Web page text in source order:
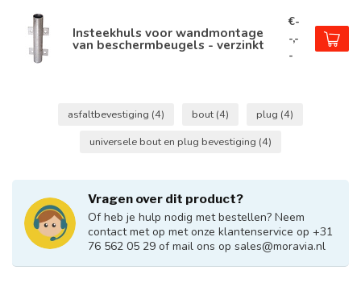
Insteekhuls voor wandmontage
van beschermbeugels - verzinkt
€-
-,-
-
asfaltbevestiging (4) bout (4) plug (4)
universele bout en plug bevestiging (4)
Vragen over dit product?
Of heb je hulp nodig met bestellen? Neem
contact met op met onze klantenservice op +31
76 562 05 29 of mail ons op sales@moravia.nl